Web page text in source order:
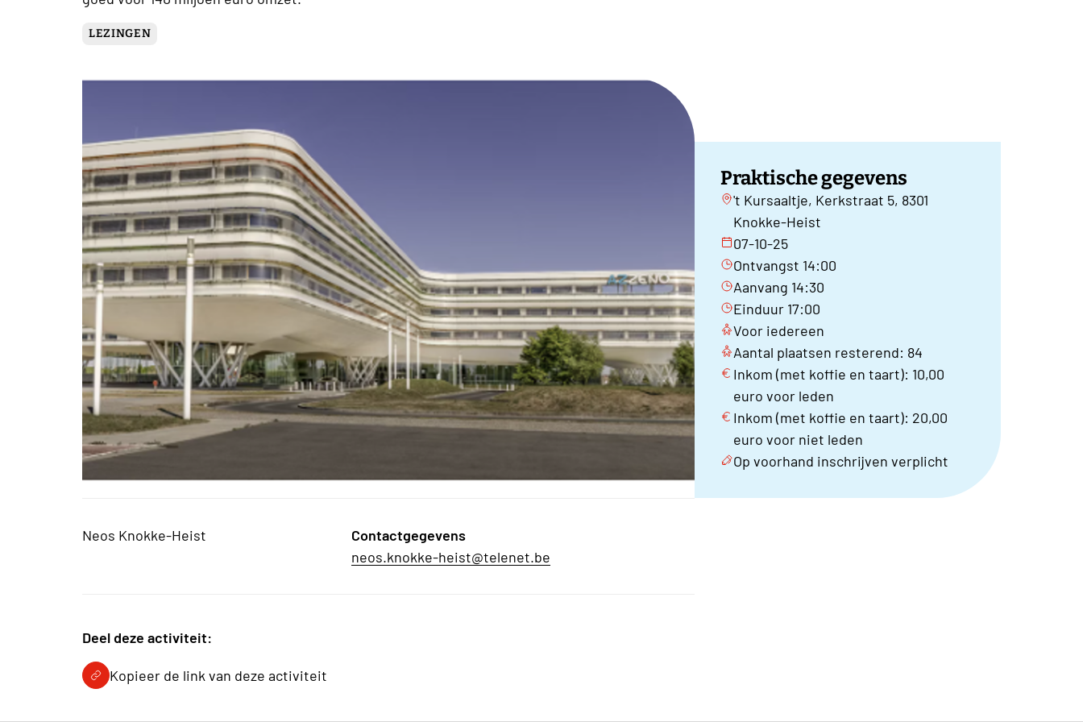
LEZINGEN
Praktische gegevens
't Kursaaltje, Kerkstraat 5, 8301
Knokke-Heist
07-10-25
Ontvangst 14:00
Aanvang 14:30
Einduur 17:00
Voor iedereen
Aantal plaatsen resterend: 84
Inkom (met koffie en taart): 10,00
euro voor leden
Inkom (met koffie en taart): 20,00
euro voor niet leden
Op voorhand inschrijven verplicht
Neos Knokke-Heist
Contactgegevens
neos.knokke-heist@telenet.be
Deel deze activiteit:
Kopieer de link van deze activiteit